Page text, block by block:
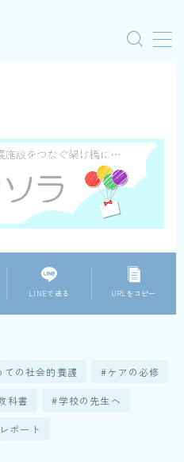
ーク通信
LINEで送る URLをコピー
ての社会的養護 ケアの必修
科書 学校の先生へ
ポート